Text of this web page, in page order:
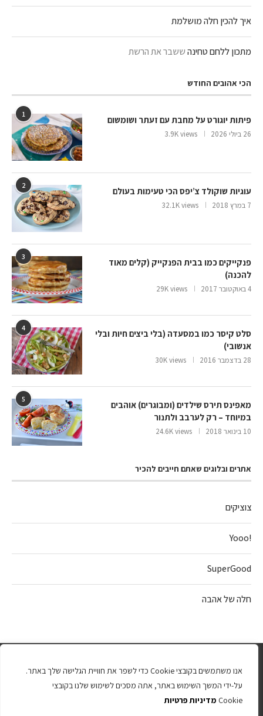
אנו משתמשים בקובצי Cookie כדי לשפר את חוויית הגלישה שלך באתר.
על-ידי המשך השימוש באתר, אתה מסכים לשימוש שלנו בקובצי
Cookie מדיניות פרטיות
איך להכין חלה מושלמת
מתכון ללחם טחינהששבר את הרשת
הכי אהובים החודש
1
פיתות יוגורט על מחבת עם זעתר ושומשום
26 ביולי 2026 3.9K views
2
עוגיות שוקולד צ’יפס הכי טעימות בעולם
7 במרץ 2018 32.1K views
3
פנקייקים כמו בבית הפנקייק (קלים מאוד
להכנה)
4 באוקטובר 2017 29K views
4
סלט קיסר כמו במסעדה (בלי ביצים חיות ובלי
אנשובי)
28 בדצמבר 2016 30K views
5
מאפינס תירס שילדים (ומבוגרים) אוהבים
במיוחד – רק לערבב ולתנור
10 בינואר 2018 24.6K views
אתרים ובלוגים שאתם חייבים להכיר
צוציקים
!Yooo
SuperGood
חלה של אהבה